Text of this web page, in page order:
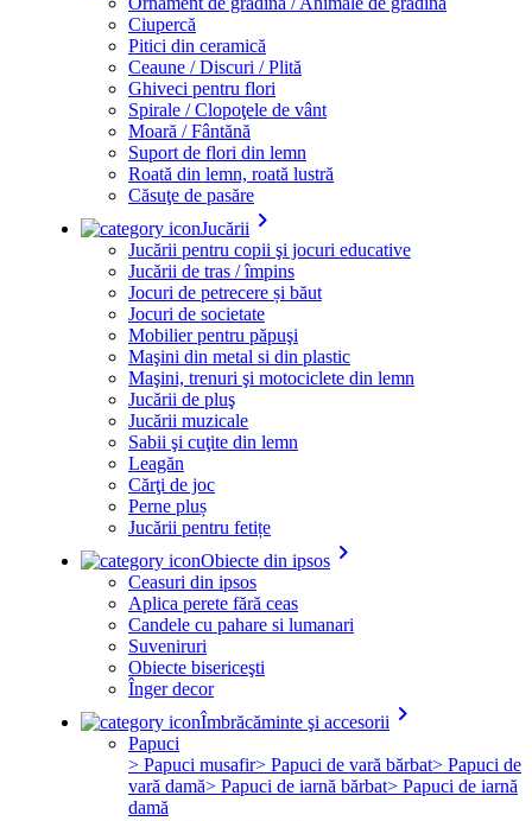
Ciupercă
Pitici din ceramică
Ceaune / Discuri / Plită
Ghiveci pentru flori
Spirale / Clopoţele de vânt
Moară / Fântănă
Suport de flori din lemn
Roată din lemn, roată lustră
Căsuţe de pasăre
Jucării keyboard_arrow_right
Jucării pentru copii şi jocuri educative
Jucării de tras / împins
Jocuri de petrecere și băut
Jocuri de societate
Mobilier pentru păpuşi
Maşini din metal si din plastic
Maşini, trenuri şi motociclete din lemn
Jucării de pluş
Jucării muzicale
Sabii şi cuţite din lemn
Leagăn
Cărţi de joc
Perne pluș
Jucării pentru fetițe
Obiecte din ipsos keyboard_arrow_right
Ceasuri din ipsos
Aplica perete fără ceas
Candele cu pahare si lumanari
Suveniruri
Obiecte bisericeşti
Înger decor
Îmbrăcăminte şi accesorii keyboard_arrow_right
Papuci
> Papuci musafir> Papuci de vară bărbat> Papuci de
vară damă> Papuci de iarnă bărbat> Papuci de iarnă
damă